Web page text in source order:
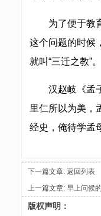
为了便于教
这个问题的时候
就叫“三迁之教”。
汉赵岐《孟
里仁所以为美，
经史，俺待学孟
下一篇文章: 返回列表
上一篇文章: 早上问候
版权声明：